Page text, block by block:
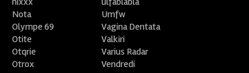
Nota
Olympe 69
Otite
Otqrie
Otrox
Umfw
Vagina Dentata
Valkiri
Varius Radar
Vendredi